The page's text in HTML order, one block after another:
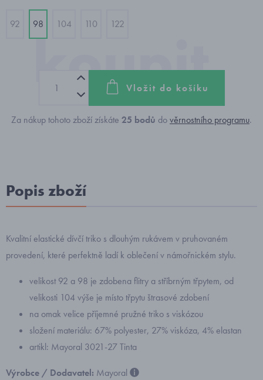
92 98 104 110 122
Vložit do košíku
Za nákup tohoto zboží získáte 25 bodů dověrnostního programu.
Popis zboží
Kvalitní elastické dívčí triko s dlouhým rukávem v pruhovaném
provedení, které perfektně ladí k oblečení v námořnickém stylu.
velikost 92 a 98 je zdobena flitry a stříbrným třpytem, od
velikosti 104 výše je místo třpytu štrasové zdobení
na omak velice příjemné pružné triko s viskózou
složení materiálu: 67% polyester, 27% viskóza, 4% elastan
artikl: Mayoral 3021-27 Tinta
Výrobce / Dodavatel: Mayoral